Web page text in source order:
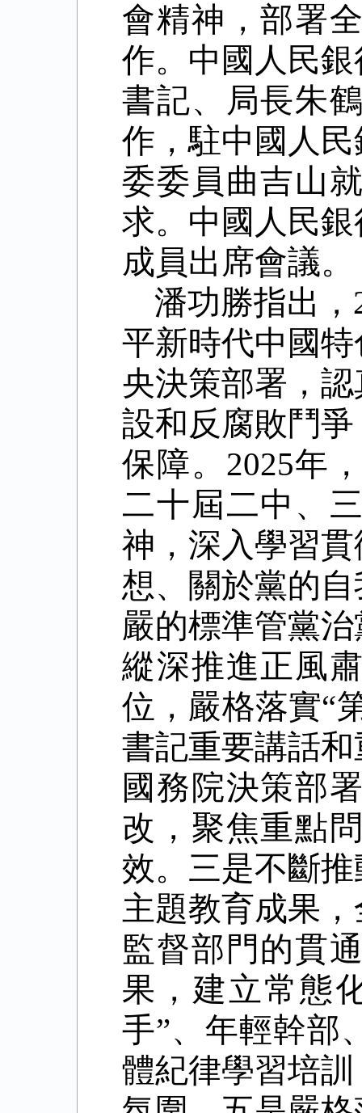
會精神，部署
作。中國人民
書記、局長朱
作，駐中國人
委委員曲吉山
求。中國人民
成員出席會議。
潘功勝指出
平新時代中國
央決策部署，
設和反腐敗鬥
保障。2025年
二十屆二中、
神，深入學習
想、關於黨的
嚴的標準管黨
縱深推進正風
位，嚴格落實“
書記重要講話
國務院決策部
改，聚焦重點
效。三是不斷
主題教育成果
監督部門的貫
果，建立常態
手”、年輕幹部
體紀律學習培